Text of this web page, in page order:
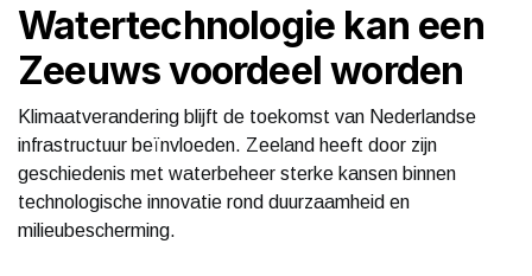
Watertechnologie kan een
Zeeuws voordeel worden
Klimaatverandering blijft de toekomst van Nederlandse
infrastructuur beïnvloeden. Zeeland heeft door zijn
geschiedenis met waterbeheer sterke kansen binnen
technologische innovatie rond duurzaamheid en
milieubescherming.